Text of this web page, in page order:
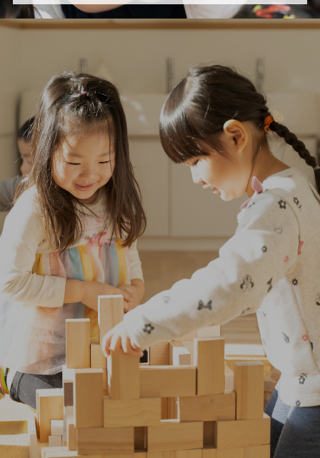
園からのお知らせ
「すくすく子育て」でリトルスター保育園が紹介されま
各園のブログ
2026.08.06 赤しそジュース作り～にじ組～2026.08.0
5 【そら組】誕生会
一覧を見る